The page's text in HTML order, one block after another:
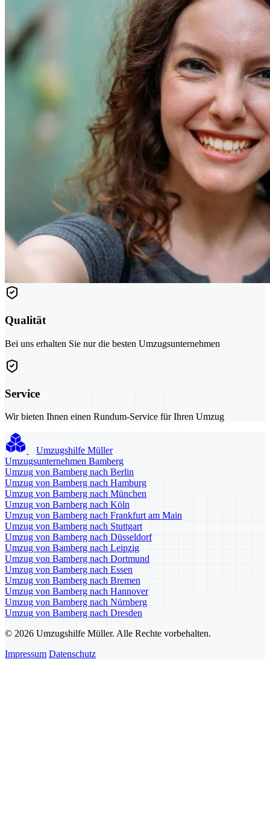
Qualität
Bei uns erhalten Sie nur die besten Umzugsunternehmen
Service
Wir bieten Ihnen einen Rundum-Service für Ihren Umzug
Umzugshilfe Müller
Umzugsunternehmen Bamberg
Umzug von Bamberg nach Berlin
Umzug von Bamberg nach Hamburg
Umzug von Bamberg nach München
Umzug von Bamberg nach Köln
Umzug von Bamberg nach Frankfurt am Main
Umzug von Bamberg nach Stuttgart
Umzug von Bamberg nach Düsseldorf
Umzug von Bamberg nach Leipzig
Umzug von Bamberg nach Dortmund
Umzug von Bamberg nach Essen
Umzug von Bamberg nach Bremen
Umzug von Bamberg nach Hannover
Umzug von Bamberg nach Nürnberg
Umzug von Bamberg nach Dresden
© 2026 Umzugshilfe Müller. Alle Rechte vorbehalten.
Impressum Datenschutz